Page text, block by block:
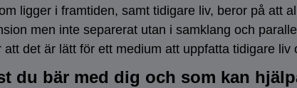
ligger i framtiden, samt tidigare liv, beror på att
men inte separerat utan i samklang och
det är lätt för ett medium att uppfatta tidigare liv
du bär med dig och som kan